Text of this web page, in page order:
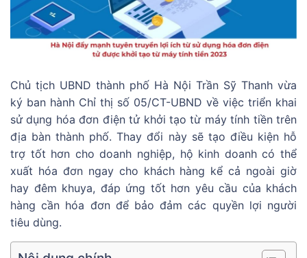
Chủ tịch UBND thành phố Hà Nội Trần Sỹ Thanh vừa
ký ban hành Chỉ thị số 05/CT-UBND về việc triển khai
sử dụng hóa đơn điện tử khởi tạo từ máy tính tiền trên
địa bàn thành phố. Thay đổi này sẽ tạo điều kiện hỗ
trợ tốt hơn cho doanh nghiệp, hộ kinh doanh có thể
xuất hóa đơn ngay cho khách hàng kể cả ngoài giờ
hay đêm khuya, đáp ứng tốt hơn yêu cầu của khách
hàng cần hóa đơn để bảo đảm các quyền lợi người
tiêu dùng.